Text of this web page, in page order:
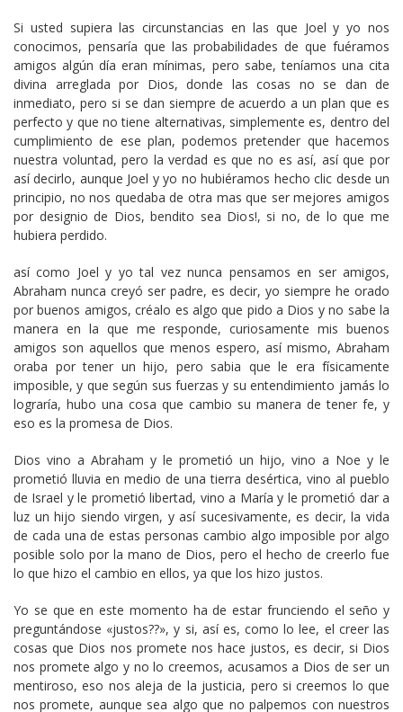
Si usted supiera las circunstancias en las que Joel y yo nos
conocimos, pensaría que las probabilidades de que fuéramos
amigos algún día eran mínimas, pero sabe, teníamos una cita
divina arreglada por Dios, donde las cosas no se dan de
inmediato, pero si se dan siempre de acuerdo a un plan que es
perfecto y que no tiene alternativas, simplemente es, dentro del
cumplimiento de ese plan, podemos pretender que hacemos
nuestra voluntad, pero la verdad es que no es así, así que por
así decirlo, aunque Joel y yo no hubiéramos hecho clic desde un
principio, no nos quedaba de otra mas que ser mejores amigos
por designio de Dios, bendito sea Dios!, si no, de lo que me
hubiera perdido.
así como Joel y yo tal vez nunca pensamos en ser amigos,
Abraham nunca creyó ser padre, es decir, yo siempre he orado
por buenos amigos, créalo es algo que pido a Dios y no sabe la
manera en la que me responde, curiosamente mis buenos
amigos son aquellos que menos espero, así mismo, Abraham
oraba por tener un hijo, pero sabia que le era físicamente
imposible, y que según sus fuerzas y su entendimiento jamás lo
lograría, hubo una cosa que cambio su manera de tener fe, y
eso es la promesa de Dios.
Dios vino a Abraham y le prometió un hijo, vino a Noe y le
prometió lluvia en medio de una tierra desértica, vino al pueblo
de Israel y le prometió libertad, vino a María y le prometió dar a
luz un hijo siendo virgen, y así sucesivamente, es decir, la vida
de cada una de estas personas cambio algo imposible por algo
posible solo por la mano de Dios, pero el hecho de creerlo fue
lo que hizo el cambio en ellos, ya que los hizo justos.
Yo se que en este momento ha de estar frunciendo el seño y
preguntándose «justos??», y si, así es, como lo lee, el creer las
cosas que Dios nos promete nos hace justos, es decir, si Dios
nos promete algo y no lo creemos, acusamos a Dios de ser un
mentiroso, eso nos aleja de la justicia, pero si creemos lo que
nos promete, aunque sea algo que no palpemos con nuestros